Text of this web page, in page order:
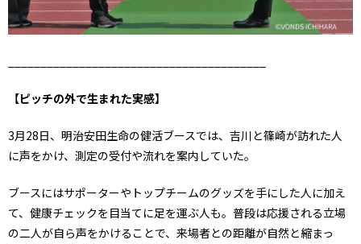
【ピッチの外で生まれた実感】
3月28日、明治安田生命の健活ブースでは、吉川と篠崎が訪れた人
に声をかけ、測定の受付や流れを案内していた。
ブースにはサポーターやトップチームのグッズを手にした人に加え
て、健康チェックを目当てに足を運ぶ人も。普段は応援される立場
の二人が自ら声をかけることで、来場者との距離が自然と縮まっ